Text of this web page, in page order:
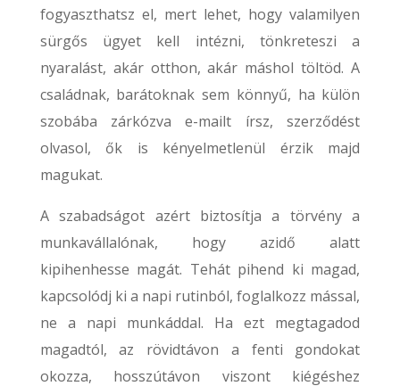
fogyaszthatsz el, mert lehet, hogy valamilyen
sürgős ügyet kell intézni, tönkreteszi a
nyaralást, akár otthon, akár máshol töltöd. A
családnak, barátoknak sem könnyű, ha külön
szobába zárkózva e-mailt írsz, szerződést
olvasol, ők is kényelmetlenül érzik majd
magukat.
A szabadságot azért biztosítja a törvény a
munkavállalónak, hogy azidő alatt
kipihenhesse magát. Tehát pihend ki magad,
kapcsolódj ki a napi rutinból, foglalkozz mással,
ne a napi munkáddal. Ha ezt megtagadod
magadtól, az rövidtávon a fenti gondokat
okozza, hosszútávon viszont kiégéshez